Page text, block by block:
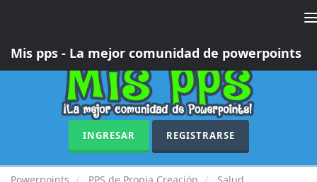
Mis pps - La mejor comunidad de powerpoints
INGRESAR REGISTRARSE